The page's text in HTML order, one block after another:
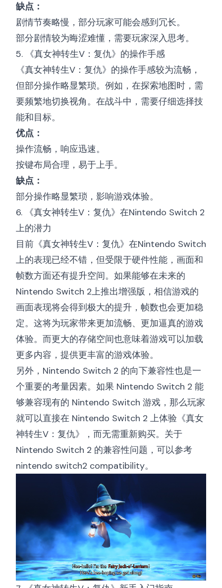
缺点：
剧情节奏略慢，部分玩家可能会感到冗长。
部分剧情较为晦涩难懂，需要玩家深入思考。
5. 《真女神转生V：复仇》的操作手感
《真女神转生V：复仇》的操作手感较为流畅，
但部分操作略显繁琐。例如，在探索地图时，需
要频繁地切换视角。在战斗中，需要仔细选择技
能和目标。
优点：
操作流畅，响应迅速。
按键布局合理，易于上手。
缺点：
部分操作略显繁琐，影响游戏体验。
6. 《真女神转生V：复仇》在Nintendo Switch 2
上的潜力
目前《真女神转生V：复仇》在Nintendo Switch
上的表现已经不错，但受限于硬件性能，画面和
帧数方面还有提升空间。如果能够在未来的
Nintendo Switch 2上推出增强版，相信游戏的
画面表现将会得到极大的提升，帧数也会更加稳
定。这将为玩家带来更加流畅、更加逼真的游戏
体验。而更大的存储空间也意味着游戏可以加载
更多内容，提供更丰富的游戏体验。
另外，Nintendo Switch 2 的向下兼容性也是一
个重要的考量因素。如果 Nintendo Switch 2 能
够兼容现有的 Nintendo Switch 游戏，那么玩家
就可以直接在 Nintendo Switch 2 上体验《真女
神转生V：复仇》，而无需重新购买。关于
Nintendo Switch 2 的兼容性问题，可以参考
nintendo switch2 compatibility。